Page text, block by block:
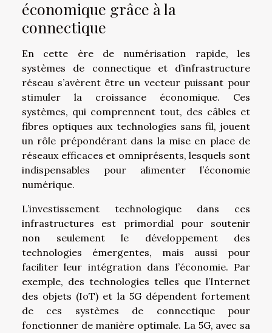
économique grâce à la
connectique
En cette ère de numérisation rapide, les
systèmes de connectique et d’infrastructure
réseau s’avèrent être un vecteur puissant pour
stimuler la croissance économique. Ces
systèmes, qui comprennent tout, des câbles et
fibres optiques aux technologies sans fil, jouent
un rôle prépondérant dans la mise en place de
réseaux efficaces et omniprésents, lesquels sont
indispensables pour alimenter l’économie
numérique.
L’investissement technologique dans ces
infrastructures est primordial pour soutenir
non seulement le développement des
technologies émergentes, mais aussi pour
faciliter leur intégration dans l’économie. Par
exemple, des technologies telles que l’Internet
des objets (IoT) et la 5G dépendent fortement
de ces systèmes de connectique pour
fonctionner de manière optimale. La 5G, avec sa